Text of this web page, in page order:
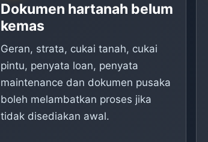
Dokumen hartanah belum
kemas
Geran, strata, cukai tanah, cukai
pintu, penyata loan, penyata
maintenance dan dokumen pusaka
boleh melambatkan proses jika
tidak disediakan awal.